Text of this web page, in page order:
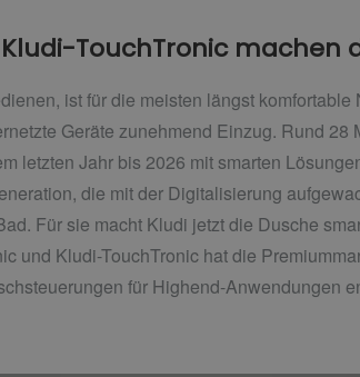
TouchTronic machen
ist für die meisten längst
Geräte zunehmend Einzug. Rund
letzten Jahr bis 2026 mit smarten
die mit der Digitalisierung
Für sie macht Kludi jetzt die Dusche
und Kludi-TouchTronic hat die
für Highend-Anwendungen